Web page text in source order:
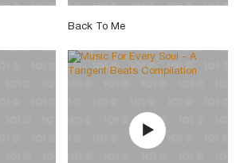
Back To Me